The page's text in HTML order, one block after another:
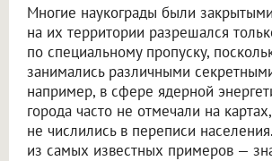
Многие наукограды были
на их территории разрешался
по специальному пропуску,
занимались различными
например, в сфере ядерной
города часто не отмечали на
не числились в переписи
из самых известных примеров —